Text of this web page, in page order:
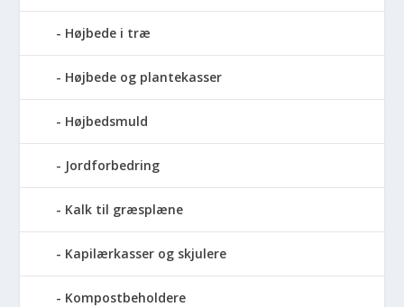
Højbede i træ
Højbede og plantekasser
Højbedsmuld
Jordforbedring
Kalk til græsplæne
Kapilærkasser og skjulere
Kompostbeholdere